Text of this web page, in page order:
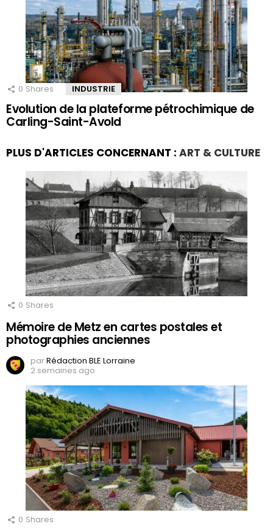
0 Shares INDUSTRIE
Evolution de la plateforme pétrochimique de
Carling-Saint-Avold
PLUS D'ARTICLES CONCERNANT : ART & CULTURE
0 Shares
Mémoire de Metz en cartes postales et
photographies anciennes
parRédaction BLE Lorraine
2 semaines ago
0 Shares